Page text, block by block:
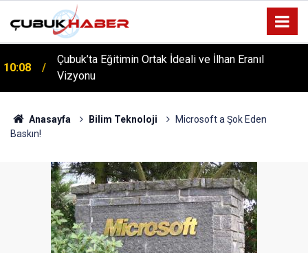
10:08
Çubuk’ta Eğitimin Ortak İdeali ve İlhan Eranıl
Vizyonu
12:06
ÇUBUK’TA ‘YAZA MERHABA’ COŞKUSU: Kursiyerler
Gönüllerince Eğlendi!
Anasayfa Bilim Teknoloji
Microsoft a Şok Eden
Baskın!